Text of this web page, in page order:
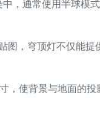
，通常使用半球模
图，穹顶灯不仅能提
，使背景与地面的投